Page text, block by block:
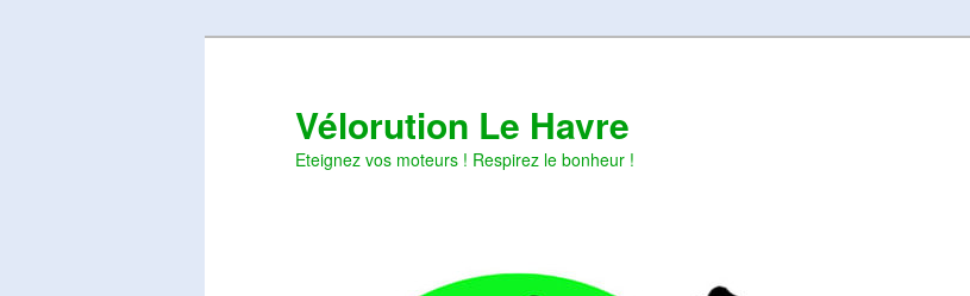
Vélorution Le Havre
Eteignez vos moteurs ! Respirez le bonheur !